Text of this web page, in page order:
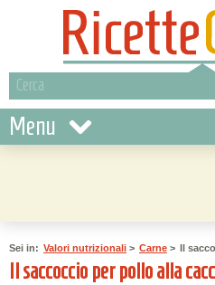
Menu
Sei in: Valori nutrizionali > Carne > Il
Il saccoccio per pollo alla